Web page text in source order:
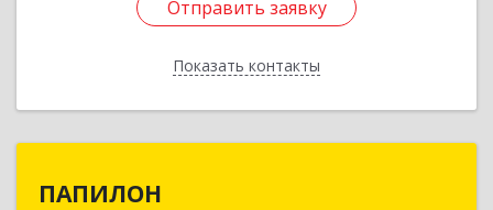
Отправить заявку
Показать контакты
Отправить заявку
Назад
ПАПИЛОН